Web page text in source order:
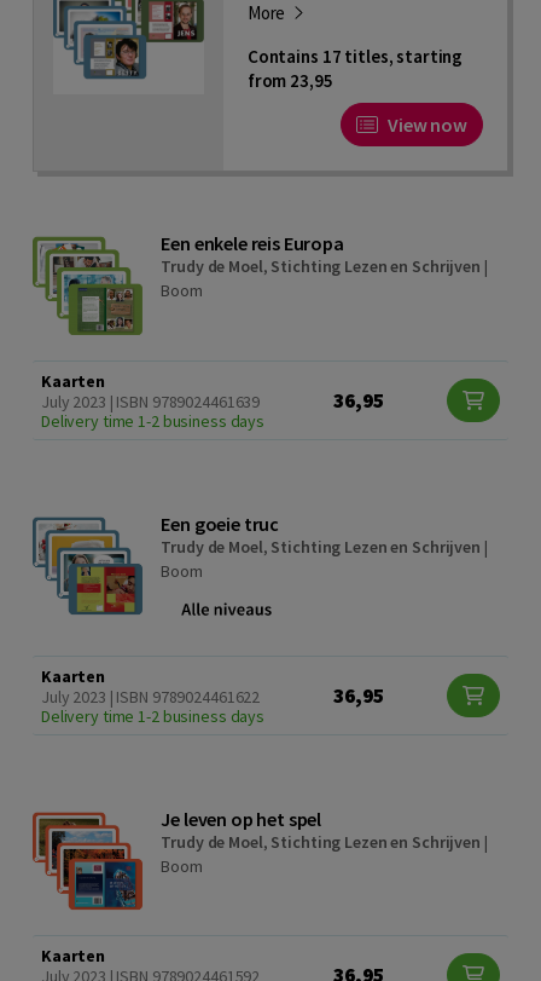
More
Contains 17 titles, starting
from 23,95
View now
Een enkele reis Europa
Trudy de Moel, Stichting Lezen en Schrijven |
Boom
Kaarten
July 2023 | ISBN 9789024461639
Delivery time 1-2 business days
36,95
Een goeie truc
Trudy de Moel, Stichting Lezen en Schrijven |
Boom
Kaarten
July 2023 | ISBN 9789024461622
Delivery time 1-2 business days
36,95
Je leven op het spel
Trudy de Moel, Stichting Lezen en Schrijven |
Boom
Kaarten
July 2023 | ISBN 9789024461592
36,95